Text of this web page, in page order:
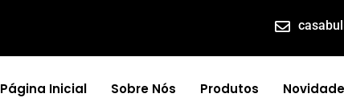
Página Inicial Sobre Nós Produtos